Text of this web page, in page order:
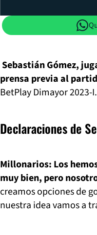
Sebastián Gómez,
prensa previa al
BetPlay Dimayor 2023-I.
Declaraciones de
Millonarios: Los
muy bien, pero
creamos opciones de
nuestra idea vamos a